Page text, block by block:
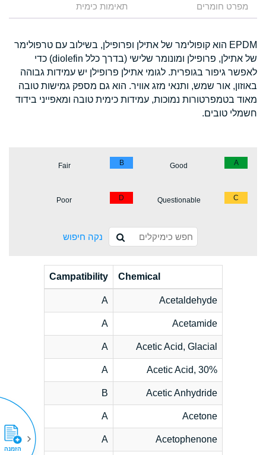
מפרט חומרים תאימות כימית
EPDM הוא קופולימר של אתילן ופרופילן, בשילוב עם טרפולימר
של אתילן, פרופילן ומונומר שלישי (בדרך כלל diolefin) כדי
לאפשר גיפור בגופרית. לגומי אתילן פרופילן יש עמידות גבוהה
באוזון, אור שמש, ותנאי מזג אוויר. הוא גם מספק גמישות טובה
מאוד בטמפרטורות נמוכות, עמידות כימית טובה ומאפייני בידוד
חשמלי טובים.
A
Good
B
Fair
C
Questionable
D
Poor
נקה חיפוש
Chemical
Campatibility
Acetaldehyde
A
Acetamide
A
Acetic Acid, Glacial
A
Acetic Acid, 30%
A
Acetic Anhydride
B
Acetone
A
Acetophenone
A
הזמנה